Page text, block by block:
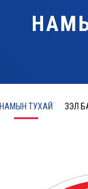
НАМЫН ТУХАЙ ҮЗЭЛ